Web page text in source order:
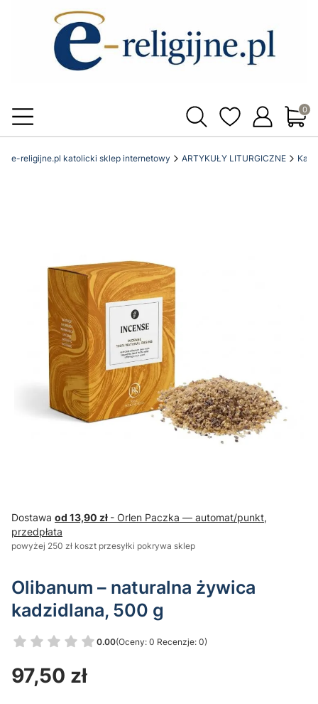
e-religijne.pl katolicki sklep internetowy ARTYKUŁY LITURGICZNE
Dostawa od 13,90 zł - Orlen Paczka — automat/punkt,
przedpłata
powyżej 250 zł koszt przesyłki pokrywa sklep
Olibanum – naturalna żywica
kadzidlana, 500 g
0.00(Oceny: 0 Recenzje: 0)
Przejdź do sekcji Opinie
Cena
97,50 zł